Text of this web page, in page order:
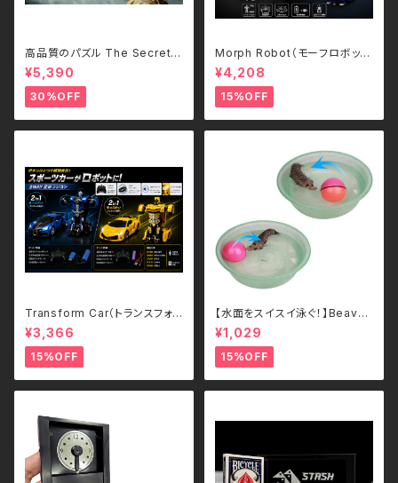
高品質のパズル The Secret
T/TCC
¥5,390
30%OFF
Morph Robot（モーフロボッ
ト）｜ボタンひとつで瞬間変形！
スポーツカー＆ロボット 2WAY
ラジコン（2.4GHz・USB充電
式）
¥4,208
15%OFF
Transform Car（トランスフォ
ームカー）｜ボタンひとつで瞬間
変形！スポーツカー＆ロボット 2
WAYラジコン（2.4GHz・USB充
電式）
¥3,366
15%OFF
【水面をスイスイ泳ぐ！】Beave
r's Ball 電動ビーバーボール
犬・猫用 ペットトイ
¥1,029
15%OFF